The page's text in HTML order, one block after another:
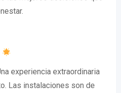
experiencia extraordinaria
Las instalaciones son de